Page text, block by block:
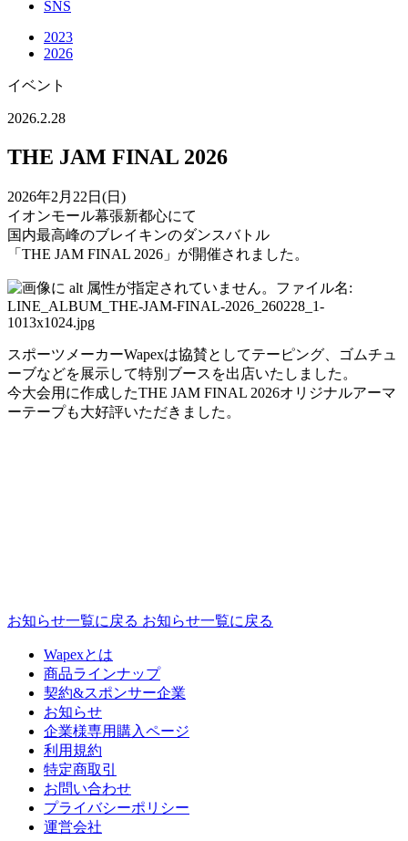
SNS
2023
2026
イベント
2026.2.28
THE JAM FINAL 2026
2026年2月22日(日)
イオンモール幕張新都心にて
国内最高峰のブレイキンのダンスバトル
「THE JAM FINAL 2026」が開催されました。
スポーツメーカーWapexは協賛としてテーピング、ゴムチュ
ーブなどを展示して特別ブースを出店いたしました。
今大会用に作成したTHE JAM FINAL 2026オリジナルアーマ
ーテープも大好評いただきました。
お知らせ一覧に戻る お知らせ一覧に戻る
Wapexとは
商品ラインナップ
契約&スポンサー企業
お知らせ
企業様専⽤購⼊ページ
利用規約
特定商取引
お問い合わせ
プライバシーポリシー
運営会社